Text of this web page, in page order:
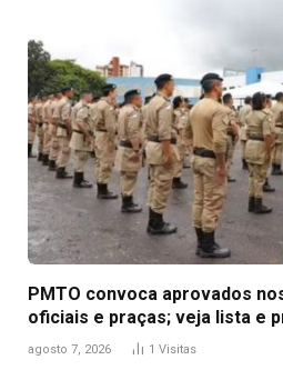
PMTO convoca aprovados
oficiais e praças; veja lista e
agosto 7, 2026 1 Visitas